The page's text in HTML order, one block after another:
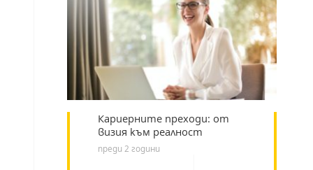
Кариерните преходи: от
визия към реалност
преди 2 години